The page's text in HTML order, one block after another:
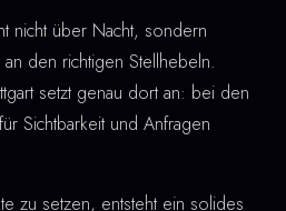
nicht über Nacht, sondern
den richtigen Stellhebeln.
setzt genau dort an: bei den
Sichtbarkeit und Anfragen
zu setzen, entsteht ein solides